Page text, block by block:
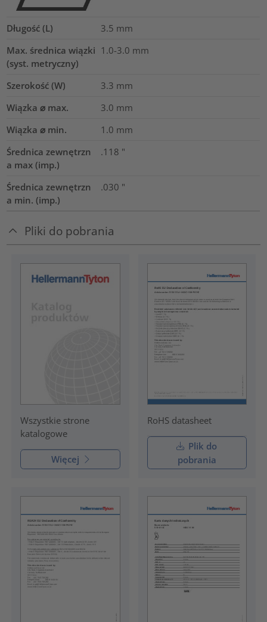
Długość (L) 3.5 mm
Max. średnica wiązki
(syst. metryczny)
1.0-3.0 mm
Szerokość (W) 3.3 mm
Wiązka ⌀ max.
3.0 mm
Wiązka ⌀ min.
1.0 mm
Średnica zewnętrzn
a max (imp.)
.118 "
Średnica zewnętrzn
a min. (imp.)
.030 "
Pliki do pobrania
Wszystkie strone
katalogowe
Więcej
RoHS datasheet
Plik do
pobrania